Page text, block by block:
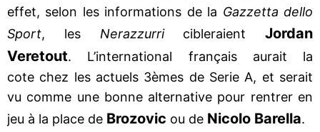
effet, selon les informations de la Gazzetta dello
Sport, les Nerazzurricibleraient Jordan
Veretout. L’international français aurait la
cote chez les actuels 3èmes de Serie A, et serait
vu comme une bonne alternative pour rentrer en
jeu à la place de Brozovic ou de Nicolo Barella.